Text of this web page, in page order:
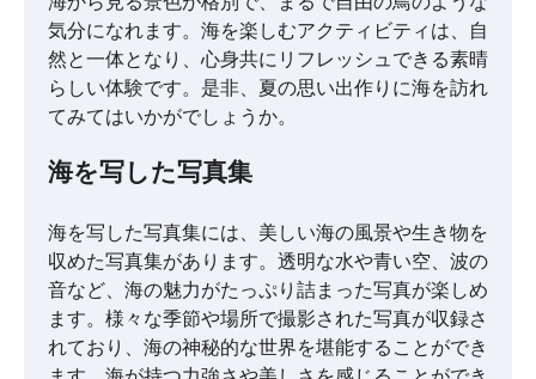
気分になれます。海を楽しむアクティビティは、自
然と一体となり、心身共にリフレッシュできる素晴
らしい体験です。是非、夏の思い出作りに海を訪れ
てみてはいかがでしょうか。
海を写した写真集
海を写した写真集には、美しい海の風景や生き物を
収めた写真集があります。透明な水や青い空、波の
音など、海の魅力がたっぷり詰まった写真が楽しめ
ます。様々な季節や場所で撮影された写真が収録さ
れており、海の神秘的な世界を堪能することができ